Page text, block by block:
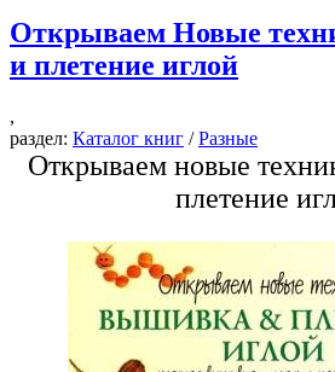
Открываем Новые
и плетение иглой
,
раздел: Каталог книг /Разные
Открываем новые
плетение